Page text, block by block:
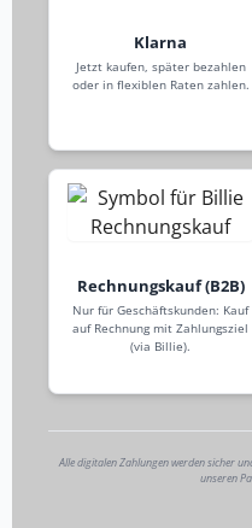
Klarna
Jetzt kaufen, später bezahlen
oder in flexiblen Raten zahlen.
Rechnungskauf (B2B)
Nur für Geschäftskunden: Kauf
auf Rechnung mit Zahlungsziel
(via Billie).
Alle digitalen Zahlungen werden sicher
unseren